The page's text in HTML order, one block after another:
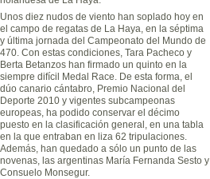
Unos diez nudos de viento han soplado hoy en
el campo de regatas de La Haya, en la séptima
y última jornada del Campeonato del Mundo de
470. Con estas condiciones, Tara Pacheco y
Berta Betanzos han firmado un quinto en la
siempre difícil Medal Race. De esta forma, el
dúo canario cántabro, Premio Nacional del
Deporte 2010 y vigentes subcampeonas
europeas, ha podido conservar el décimo
puesto en la clasificación general, en una tabla
en la que entraban en liza 62 tripulaciones.
Además, han quedado a sólo un punto de las
novenas, las argentinas María Fernanda Sesto y
Consuelo Monsegur.